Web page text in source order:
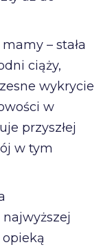
– stała
ciąży,
wykrycie
w
przyszłej
w tym